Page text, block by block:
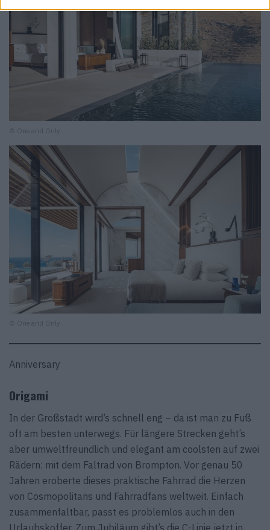
© One and Only
© One and Only
Anniversary
Origami
In der Großstadt wird’s schnell eng – da ist man zu Fuß
oft am besten unterwegs. Für längere Strecken geht’s
aber umweltfreundlich und elegant am coolsten auf zwei
Rädern: mit dem Faltrad von Brompton. Vor genau 50
Jahren eroberte dieses praktische Fahrrad die Herzen
von Cosmopolitans und Fahrradfans weltweit. Einfach
zusammenfaltbar, passt es problemlos auch in den
Urlaubskoffer. Zum Jubiläum gibt’s die C-Linie jetzt in